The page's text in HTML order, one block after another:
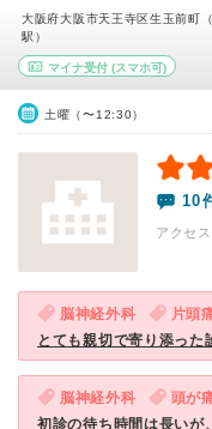
大阪府大阪市天王寺区生玉前町
駅）
マイナ受付 (スマホ可)
土曜（〜12:30）
10
アクセ
脳神経外科 片頭
とても親切で寄り添った
脳神経外科 頭が
初診の待ち時間は長いが